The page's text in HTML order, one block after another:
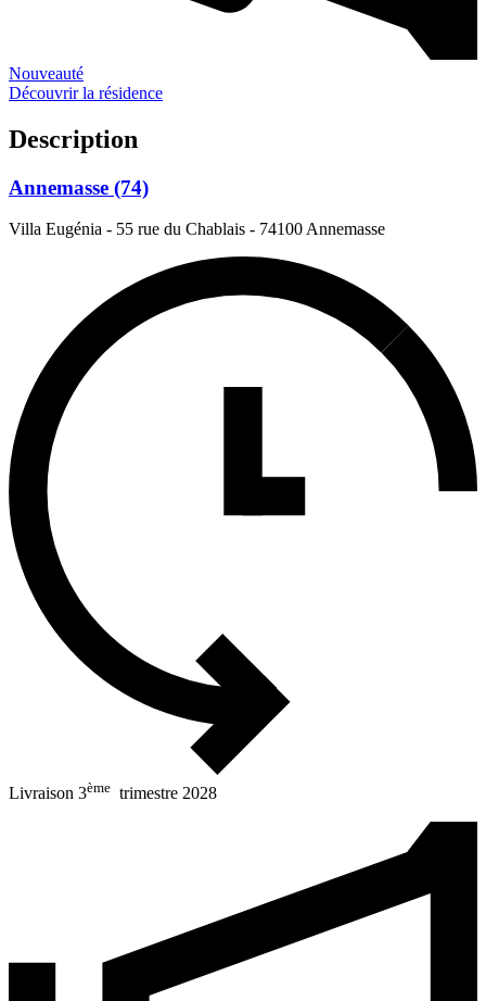
Nouveauté
Découvrir la résidence
Description
Annemasse (74)
Villa Eugénia - 55 rue du Chablais - 74100 Annemasse
Livraison 3ème trimestre 2028